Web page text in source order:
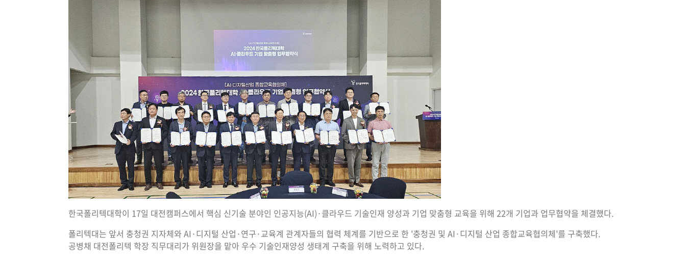
한국폴리텍대학이 17일 대전캠퍼스에서 핵심 신기술 분야인 인공지능(AI)·클라우드 기술인재 양성과 기업 맞춤형 교육을 위해 22개 기업과 업무협약을 체결했다.
폴리텍대는 앞서 충청권 지자체와 AI·디지털 산업·연구·교육계 관계자들의 협력 체계를 기반으로 한 '충청권 및 AI·디지털 산업 종합교육협의체'를 구축했다.
공병채 대전폴리텍 학장 직무대리가 위원장을 맡아 우수 기술인재양성 생태계 구축을 위해 노력하고 있다.